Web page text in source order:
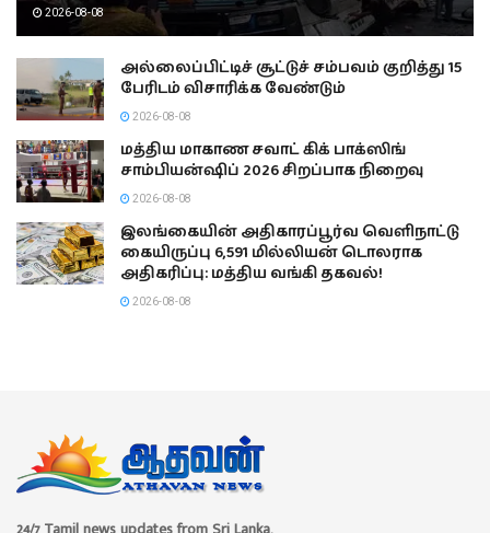
2026-08-08
அல்லைப்பிட்டிச் சூட்டுச் சம்பவம் குறித்து 15
பேரிடம் விசாரிக்க வேண்டும்
2026-08-08
மத்திய மாகாண சவாட் கிக் பாக்ஸிங்
சாம்பியன்ஷிப் 2026 சிறப்பாக நிறைவு
2026-08-08
இலங்கையின் அதிகாரப்பூர்வ வெளிநாட்டு
கையிருப்பு 6,591 மில்லியன் டொலராக
அதிகரிப்பு: மத்திய வங்கி தகவல்!
2026-08-08